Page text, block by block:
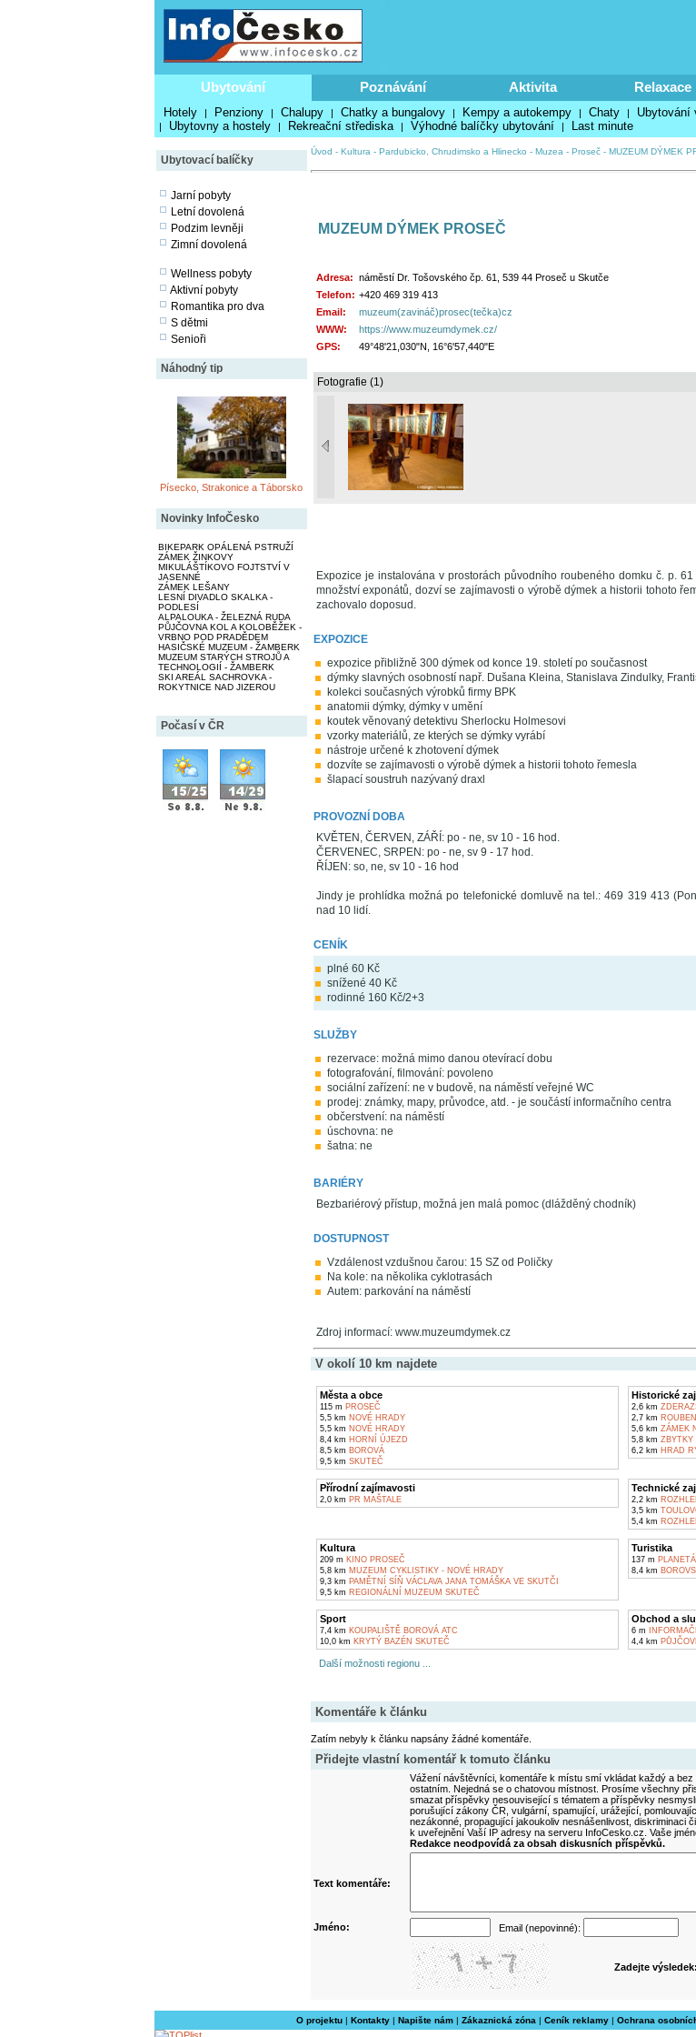
Ubytování Poznávání Aktivita Relaxace
Hotely | Penziony | Chalupy | Chatky a bungalovy | Kempy a autokempy | Chaty | Ubytování
| Ubytovny a hostely | Rekreační střediska | Výhodné balíčky ubytování | Last minute
Ubytovací balíčky
Jarní pobyty
Letní dovolená
Podzim levněji
Zimní dovolená
Wellness pobyty
Aktivní pobyty
Romantika pro dva
S dětmi
Senioři
Náhodný tip
Písecko, Strakonice a Táborsko
Novinky InfoČesko
BIKEPARK OPÁLENÁ PSTRUŽÍ
ZÁMEK ŽINKOVY
MIKULÁŠTÍKOVO FOJTSTVÍ V
JASENNÉ
ZÁMEK LEŠANY
LESNÍ DIVADLO SKALKA -
PODLESÍ
ALPALOUKA - ŽELEZNÁ RUDA
PŮJČOVNA KOL A KOLOBĚŽEK -
VRBNO POD PRADĚDEM
HASIČSKÉ MUZEUM - ŽAMBERK
MUZEUM STARÝCH STROJŮ A
TECHNOLOGIÍ - ŽAMBERK
SKI AREÁL SACHROVKA -
ROKYTNICE NAD JIZEROU
Počasí v ČR
Úvod - Kultura - Pardubicko, Chrudimsko a Hlinecko - Muzea - Proseč- MUZEUM DÝMEK
MUZEUM DÝMEK PROSEČ
Adresa: náměstí Dr. Tošovského čp. 61, 539 44 Proseč u Skutče
Telefon: +420 469 319 413
Email:
muzeum(zavináč)prosec(tečka)cz
WWW:
https://www.muzeumdymek.cz/
GPS:
49°48'21,030"N, 16°6'57,440"E
Fotografie (1)
Expozice je instalována v prostorách původního roubeného domku č. p.
množství exponátů, dozví se zajímavosti o výrobě dýmek a historii tohoto
zachovalo doposud.
EXPOZICE
expozice přibližně 300 dýmek od konce 19. století po současnost
dýmky slavných osobností např. Dušana Kleina, Stanislava Zindulky,
kolekci současných výrobků firmy BPK
anatomii dýmky, dýmky v umění
koutek věnovaný detektivu Sherlocku Holmesovi
vzorky materiálů, ze kterých se dýmky vyrábí
nástroje určené k zhotovení dýmek
dozvíte se zajímavosti o výrobě dýmek a historii tohoto řemesla
šlapací soustruh nazývaný draxl
PROVOZNÍ DOBA
KVĚTEN, ČERVEN, ZÁŘÍ: po - ne, sv 10 - 16 hod.
ČERVENEC, SRPEN: po - ne, sv 9 - 17 hod.
ŘÍJEN: so, ne, sv 10 - 16 hod
Jindy je prohlídka možná po telefonické domluvě na tel.: 469 319 413
nad 10 lidí.
CENÍK
plné 60 Kč
snížené 40 Kč
rodinné 160 Kč/2+3
SLUŽBY
rezervace: možná mimo danou otevírací dobu
fotografování, filmování: povoleno
sociální zařízení: ne v budově, na náměstí veřejné WC
prodej: známky, mapy, průvodce, atd. - je součástí informačního centra
občerstvení: na náměstí
úschovna: ne
šatna: ne
BARIÉRY
Bezbariérový přístup, možná jen malá pomoc (dlážděný chodník)
DOSTUPNOST
Vzdálenost vzdušnou čarou: 15 SZ od Poličky
Na kole: na několika cyklotrasách
Autem: parkování na náměstí
Zdroj informací: www.muzeumdymek.cz
V okolí 10 km najdete
Města a obce
115 m PROSEČ
5,5 km NOVÉ HRADY
5,5 km NOVÉ HRADY
8,4 km HORNÍ ÚJEZD
8,5 km BOROVÁ
9,5 km SKUTEČ
Historické
2,6 km
2,7 km
5,6 km ZÁMEK
5,8 km ZBYTKY
6,2 km HRAD
Přírodní zajímavosti
2,0 km PR MAŠTALE
Technické
2,2 km
3,5 km
5,4 km
Kultura
209 m KINO PROSEČ
5,8 km MUZEUM CYKLISTIKY - NOVÉ HRADY
9,3 km PAMĚTNÍ SÍŇ VÁCLAVA JANA TOMÁŠKA VE SKUTČI
9,5 km REGIONÁLNÍ MUZEUM SKUTEČ
Turistika
137 m
8,4 km
Sport
7,4 km KOUPALIŠTĚ BOROVÁ ATC
10,0 km KRYTÝ BAZÉN SKUTEČ
Obchod a
6 m
4,4 km
Další možnosti regionu ...
Komentáře k článku
Zatím nebyly k článku napsány žádné komentáře.
Přidejte vlastní komentář k tomuto článku
Vážení návštěvníci, komentáře k místu smí vkládat každý a
ostatním. Nejedná se o chatovou místnost. Prosíme všechny
smazat příspěvky nesouvisející s tématem a příspěvky
porušující zákony ČR, vulgární, spamující, urážející,
nezákonné, propagující jakoukoliv nesnášenlivost, diskriminaci
k uveřejnění Vaší IP adresy na serveru InfoCesko.cz. Vaše
Redakce neodpovídá za obsah diskusních příspěvků.
Text komentáře:
Jméno: Email (nepovinné):
Zadejte výsledek:
O projektu | Kontakty | Napište nám | Zákaznická zóna | Ceník reklamy | Ochrana